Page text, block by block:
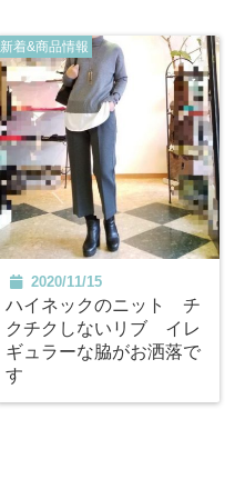
新着&商品情報
2020/11/15
ハイネックのニット チ
クチクしないリブ イレ
ギュラーな脇がお洒落で
す